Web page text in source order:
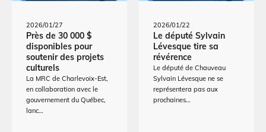
2026/01/27
Près de 30 000 $
disponibles pour
soutenir des projets
culturels
La MRC de Charlevoix-Est,
en collaboration avec le
gouvernement du Québec,
lanc…
2026/01/22
Le député Sylvain
Lévesque tire sa
révérence
Le député de Chauveau
Sylvain Lévesque ne se
représentera pas aux
prochaines…